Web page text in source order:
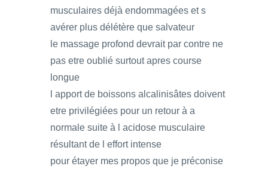
musculaires déjà endommagées et s
avérer plus délétère que salvateur
le massage profond devrait par contre ne
pas etre oublié surtout apres course
longue
l apport de boissons alcalinisâtes doivent
etre privilégiées pour un retour à a
normale suite à l acidose musculaire
résultant de l effort intense
pour étayer mes propos que je préconise